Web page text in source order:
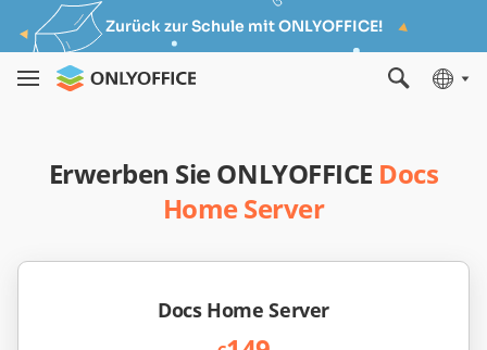
Zurück zur Schule mit ONLYOFFICE!
Erwerben Sie ONLYOFFICE Docs
Home Server
Docs Home Server